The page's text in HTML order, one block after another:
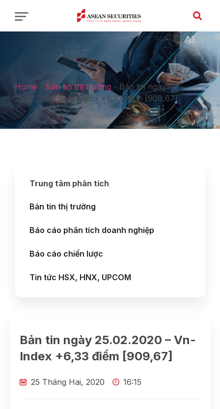
Home - Bản tin thị trường -Bản tin ngày
25.02.2020 – Vn-Index +6,33 điểm [909,67]
Trung tâm phân tích
Bản tin thị trường
Báo cáo phân tích doanh nghiệp
Báo cáo chiến lược
Tin tức HSX, HNX, UPCOM
Bản tin ngày 25.02.2020 – Vn-
Index +6,33 điểm [909,67]
25 Tháng Hai, 2020 16:15